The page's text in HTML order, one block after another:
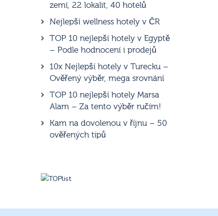
zemí, 22 lokalit, 40 hotelů
Nejlepší wellness hotely v ČR
TOP 10 nejlepší hotely v Egyptě
– Podle hodnocení i prodejů
10x Nejlepší hotely v Turecku –
Ověřený výběr, mega srovnání
TOP 10 nejlepší hotely Marsa
Alam – Za tento výběr ručím!
Kam na dovolenou v říjnu – 50
ověřených tipů